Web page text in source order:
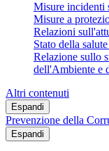
Misure incidenti
Misure a
Relazioni
Stato della
Relazione sullo
dell'Ambiente e
Altri contenuti
Espandi
Prevenzione della
Espandi